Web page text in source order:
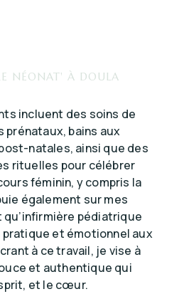
NÉONAT' À DOULA
incluent des soins de
bains aux
natales, ainsi que des
rituelles pour célébrer
féminin, y compris la
également sur mes
pédiatrique
et émotionnel aux
à ce travail, je vise à
et authentique qui
et le cœur.